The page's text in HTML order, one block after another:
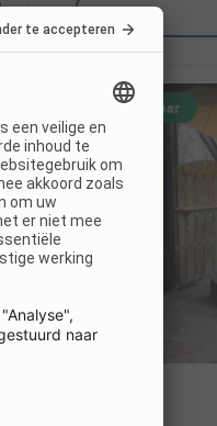
Direct boekbaar